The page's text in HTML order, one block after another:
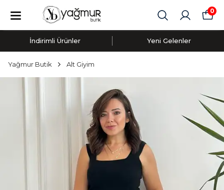
0
İndirimli Ürünler Yeni Gelenler
Yağmur Butik Alt Giyim